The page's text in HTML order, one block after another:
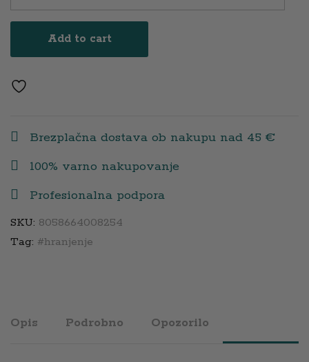
stekleničko,
hitri
pretok
Add to cart
Brezplačna dostava ob nakupu nad 45 €
100% varno nakupovanje
Profesionalna podpora
SKU: 8058664008254
Tag: #hranjenje
Opis Podrobno Opozorilo